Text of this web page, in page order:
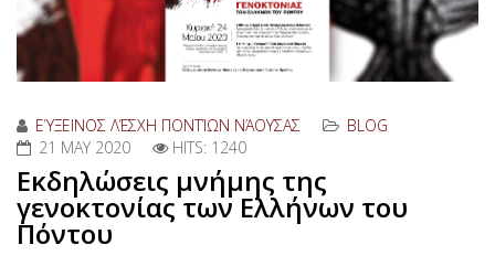
ΕΎΞΕΙΝΟΣ ΛΈΣΧΗ ΠΟΝΤΊΩΝ ΝΆΟΥΣΑΣ
BLOG
21 MAY 2020
HITS: 1240
Εκδηλώσεις μνήμης της
γενοκτονίας των Ελλήνων του
Πόντου